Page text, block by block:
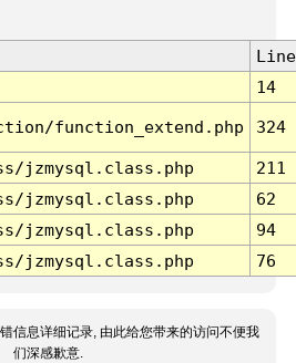
Line
14
function_extend.php 324
jzmysql.class.php
211
jzmysql.class.php
62
jzmysql.class.php
94
jzmysql.class.php 76
信息详细记录, 由此给您带来的访问不便我
们深感歉意.